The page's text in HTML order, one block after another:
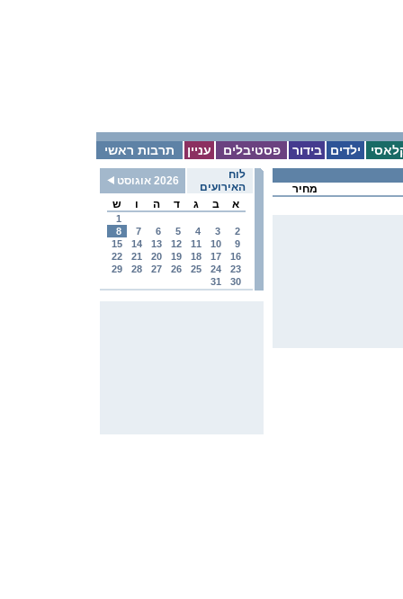
תרבות ראשי עניין פסטיבלים בידור ילדים
לוח
האירועים
2026 אוגוסט
א
ב ג ד ה ו ש
1
2
3
4
5
6
7
8
9
10
11
12
13
14
15
16
17
18
19
20
21
22
23
24
25
26
27
28
29
30
31
מחיר